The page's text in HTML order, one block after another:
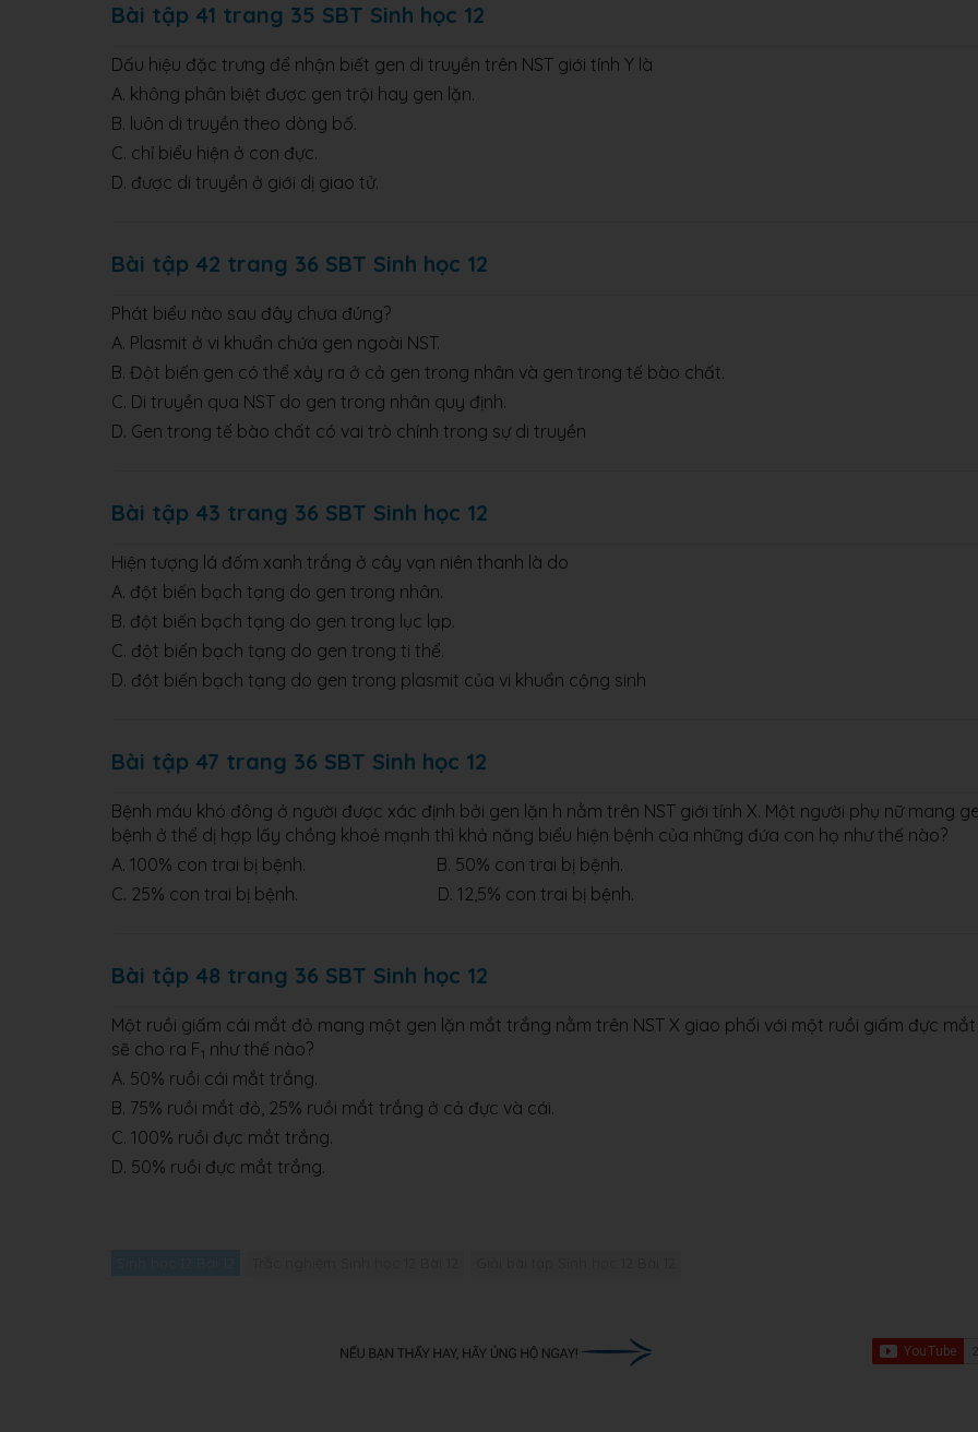
Bài tập 41 trang 35 SBT Sinh học 12
Dấu hiệu đặc trưng để nhận biết gen di truyền trên NST giới tính Y là
A. không phân biệt được gen trội hay gen lặn.
B. luôn di truyền theo dòng bố.
C. chỉ biểu hiện ở con đực.
D. được di truyền ở giới dị giao tử.
Bài tập 42 trang 36 SBT Sinh học 12
Phát biểu nào sau đây chưa đúng?
A. Plasmit ở vi khuẩn chứa gen ngoài NST.
B. Đột biến gen có thể xảy ra ở cả gen trong nhân và gen trong tế bào chất.
C. Di truyền qua NST do gen trong nhân quy định.
D. Gen trong tế bào chất có vai trò chính trong sự di truyền
Bài tập 43 trang 36 SBT Sinh học 12
Hiện tượng lá đốm xanh trắng ở cây vạn niên thanh là do
A. đột biến bạch tạng do gen trong nhân.
B. đột biến bạch tạng do gen trong lục lạp.
C. đột biến bạch tạng do gen trong ti thể.
D. đột biến bạch tạng do gen trong plasmit của vi khuẩn cộng sinh
Bài tập 47 trang 36 SBT Sinh học 12
Bệnh máu khó đông ở người được xác định bởi gen lặn h nằm trên NST giới tính X. Một người phụ nữ mang
bệnh ở thể dị hợp lấy chồng khoẻ mạnh thì khả năng biểu hiện bệnh của những đứa con họ như thế nào?
A. 100% con trai bị bệnh. B. 50% con trai bị bệnh.
C. 25% con trai bị bệnh. D. 12,5% con trai bị bệnh.
Bài tập 48 trang 36 SBT Sinh học 12
Một ruồi giấm cái mắt đỏ mang một gen lặn mắt trắng nằm trên NST X giao phối với một ruồi giấm đực
sẽ cho ra F1 như thế nào?
A. 50% ruồi cái mắt trắng.
B. 75% ruồi mắt đỏ, 25% ruồi mắt trắng ở cả đực và cái.
C. 100% ruồi đực mắt trắng.
D. 50% ruồi đực mắt trắng.